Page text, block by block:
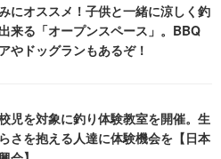
にオススメ！子供と一緒に涼しく釣
来る「オープンスペース」。BBQ
やドッグランもあるぞ！
児を対象に釣り体験教室を開催。生
さを抱える人達に体験機会を【日本